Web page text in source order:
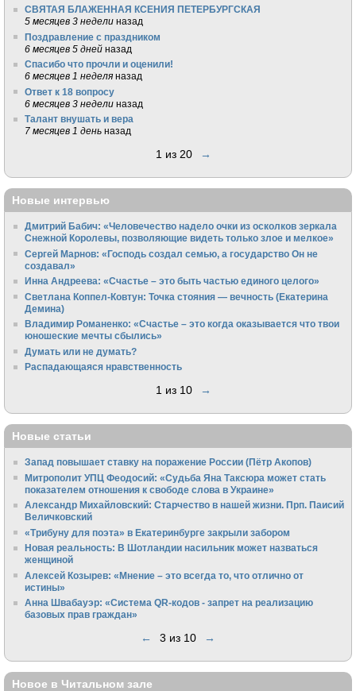
СВЯТАЯ БЛАЖЕННАЯ КСЕНИЯ ПЕТЕРБУРГСКАЯ
5 месяцев 3 недели назад
Поздравление с праздником
6 месяцев 5 дней назад
Спасибо что прочли и оценили!
6 месяцев 1 неделя назад
Ответ к 18 вопросу
6 месяцев 3 недели назад
Талант внушать и вера
7 месяцев 1 день назад
1 из 20 →
Новые интервью
Дмитрий Бабич: «Человечество надело очки из осколков зеркала
Снежной Королевы, позволяющие видеть только злое и мелкое»
Сергей Марнов: «Господь создал семью, а государство Он не
создавал»
Инна Андреева: «Счастье – это быть частью единого целого»
Светлана Коппел-Ковтун: Точка стояния — вечность (Екатерина
Демина)
Владимир Романенко: «Счастье – это когда оказывается что твои
юношеские мечты сбылись»
Думать или не думать?
Распадающаяся нравственность
1 из 10 →
Новые статьи
Запад повышает ставку на поражение России (Пётр Акопов)
Митрополит УПЦ Феодосий: «Судьба Яна Таксюра может стать
показателем отношения к свободе слова в Украине»
Алек­сандр Михайловский: Старчество в нашей жизни. Прп. Паисий
Величковский
«Трибуну для поэта» в Екатеринбурге закрыли забором
Новая реальность: В Шотландии насильник может назваться
женщиной
Алексей Козырев: «Мнение – это всегда то, что отлично от
истины»
Анна Швабауэр: «Система QR-кодов - запрет на реализацию
базовых прав граждан»
← 3 из 10 →
Новое в Читальном зале